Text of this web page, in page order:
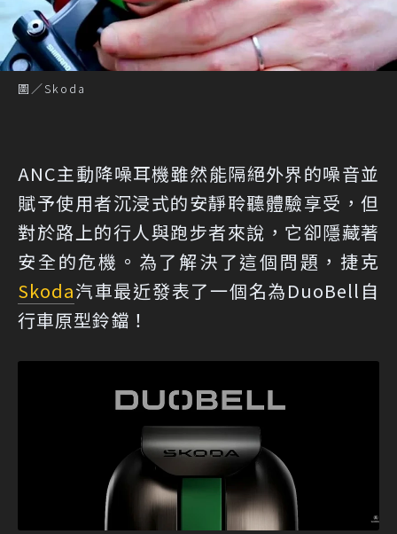
圖／Skoda
ANC主動降噪耳機雖然能隔絕外界的噪音並
賦予使用者沉浸式的安靜聆聽體驗享受，但
對於路上的行人與跑步者來說，它卻隱藏著
安全的危機。為了解決了這個問題，捷克
Skoda汽車最近發表了一個名為DuoBell自
行車原型鈴鐺！